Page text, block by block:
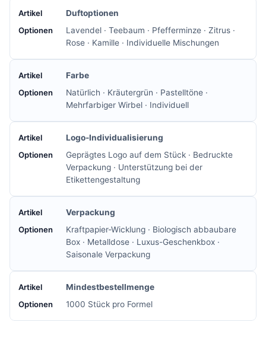
Duftoptionen
Lavendel · Teebaum · Pfefferminze · Zitrus ·
Rose · Kamille · Individuelle Mischungen
Farbe
Natürlich · Kräutergrün · Pastelltöne ·
Mehrfarbiger Wirbel · Individuell
Logo-Individualisierung
Geprägtes Logo auf dem Stück · Bedruckte
Verpackung · Unterstützung bei der
Etikettengestaltung
Verpackung
Kraftpapier-Wicklung · Biologisch abbaubare
Box · Metalldose · Luxus-Geschenkbox ·
Saisonale Verpackung
Mindestbestellmenge
1000 Stück pro Formel